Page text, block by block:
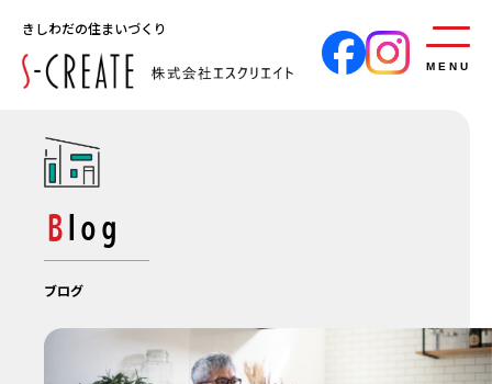
きしわだの住まいづくり
MENU
Blog
ブログ